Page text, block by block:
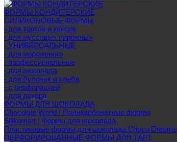
ФОРМЫ КОНДИТЕРСКИЕ
СИЛИКОНОВЫЕ ФОРМЫ
- для тортов и кексов
- для муссовых пирожных
- УНИВЕРСАЛЬНЫЕ
- для мороженого
- профессиональные
- для шоколада
- для булочек и хлеба
- с перфорацией
- для декора
ФОРМЫ ДЛЯ ШОКОЛАДА
Chocolate World | Поликарбонатные формы
Silikomart | Формы для шоколада
Пластиковые формы для шоколада Choco Dreams
ПЕРФОРИРОВАННЫЕ ФОРМЫ ДЛЯ ТАРТ